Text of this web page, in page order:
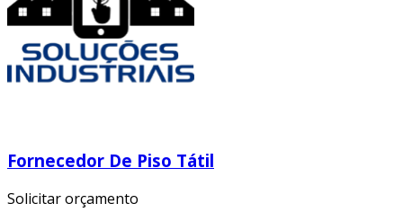
Fornecedor De Piso Tátil
Solicitar orçamento